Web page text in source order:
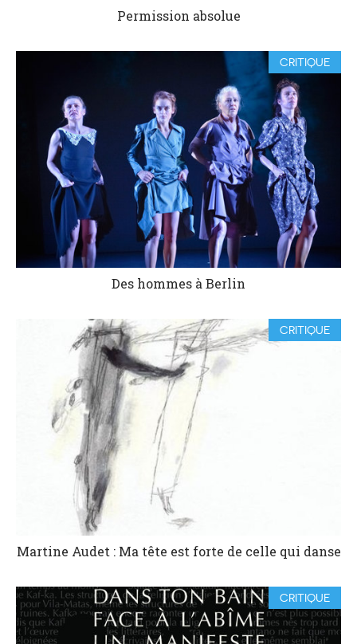
Permission absolue
CRITIQUE
Des hommes à Berlin
CRITIQUE
Martine Audet : Ma tête est forte de celle qui danse
CRITIQUE